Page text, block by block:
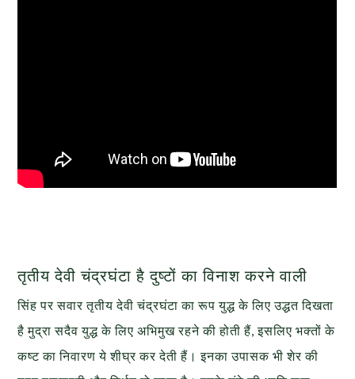
तृतीय देवी चंद्रघंटा है दुष्टों का विनाश करने वाली
सिंह पर सवार तृतीय देवी चंद्रघंटा का रूप युद्ध के लिए उद्धत दिखता
है मुद्रा सदैव युद्ध के लिए अभिमुख रहने की होती हैं, इसलिए भक्तों के
कष्ट का निवारण ये शीघ्र कर देती हैं। इनका उपासक भी शेर की